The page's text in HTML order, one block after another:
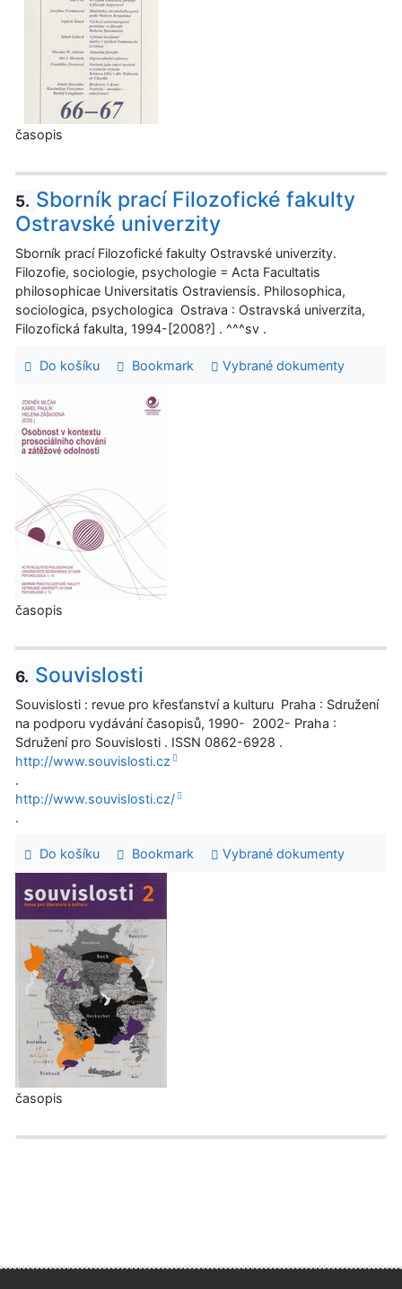
časopis
5. Sborník prací Filozofické fakulty
Ostravské univerzity
Sborník prací Filozofické fakulty Ostravské univerzity.
Filozofie, sociologie, psychologie = Acta Facultatis
philosophicae Universitatis Ostraviensis. Philosophica,
sociologica, psychologica Ostrava : Ostravská univerzita,
Filozofická fakulta, 1994-[2008?] . ^^^sv .
Do košíku Bookmark Vybrané dokumenty
časopis
6. Souvislosti
Souvislosti : revue pro křesťanství a kulturu Praha : Sdružení
na podporu vydávání časopisů, 1990- 2002- Praha :
Sdružení pro Souvislosti . ISSN 0862-6928 .
http://www.souvislosti.cz
.
http://www.souvislosti.cz/
.
Do košíku Bookmark Vybrané dokumenty
časopis